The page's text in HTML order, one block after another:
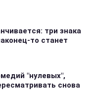
три знака
то станет
"нулевых",
снова